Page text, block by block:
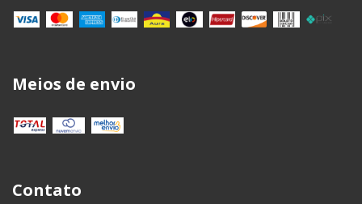
Meios de envio
Contato